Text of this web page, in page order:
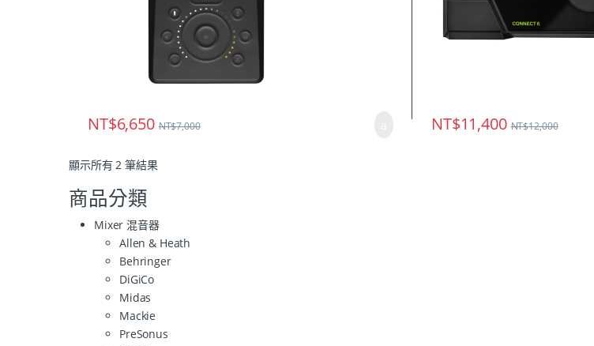
NT$6,650 NT$7,000 NT$11,400 NT$12,000
顯示所有 2 筆結果
商品分類
Mixer 混音器
Allen & Heath
Behringer
DiGiCo
Midas
Mackie
PreSonus